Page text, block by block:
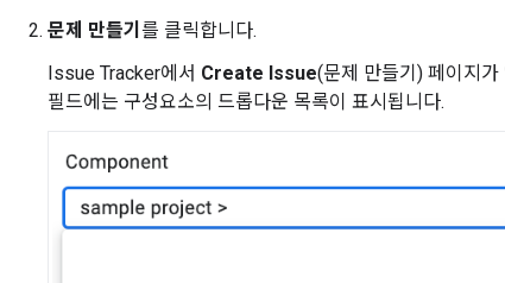
문제 만들기 를 클릭합니다.
Issue Tracker에서 Create Issue(문제 만들기) 페이지가
필드에는 구성요소의 드롭다운 목록이 표시됩니다.